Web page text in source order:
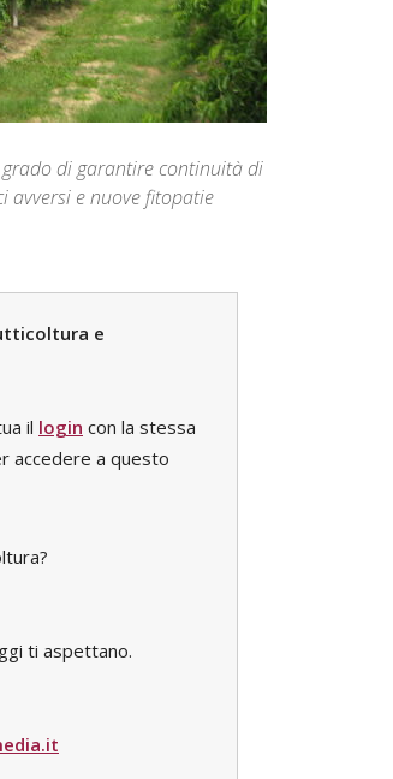
di garantire continuità di
avversi e nuove fitopatie
e
il login con la stessa
accedere a questo
ti aspettano.